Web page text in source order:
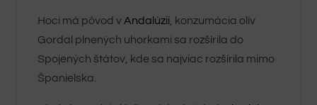
Hoci má pôvod v Andalúzii , konzumácia olív
Gordal plnených uhorkami sa rozšírila do
Spojených štátov, kde sa najviac rozšírila mimo
Španielska.